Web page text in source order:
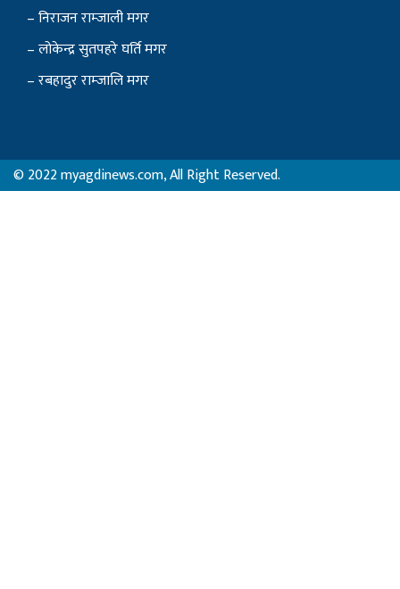
– निराजन राम्जाली मगर
– लोकेन्द्र सुतपहरे घर्ति मगर
– रबहादुर राम्जालि मगर
© 2022 myagdinews.com, All Right Reserved.